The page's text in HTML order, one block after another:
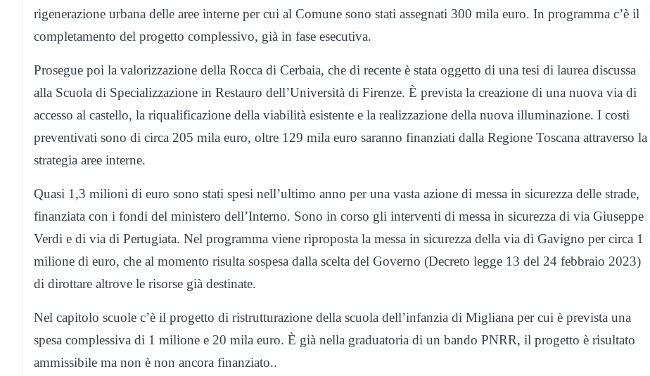
rigenerazione urbana delle aree interne per cui al Comune sono stati assegnati 300 mila euro. In programma c’è il
completamento del progetto complessivo, già in fase esecutiva.
Prosegue poi la valorizzazione della Rocca di Cerbaia, che di recente è stata oggetto di una tesi di laurea discussa
alla Scuola di Specializzazione in Restauro dell’Università di Firenze. È prevista la creazione di una nuova via di
accesso al castello, la riqualificazione della viabilità esistente e la realizzazione della nuova illuminazione. I costi
preventivati sono di circa 205 mila euro, oltre 129 mila euro saranno finanziati dalla Regione Toscana attraverso la
strategia aree interne.
Quasi 1,3 milioni di euro sono stati spesi nell’ultimo anno per una vasta azione di messa in sicurezza delle strade,
finanziata con i fondi del ministero dell’Interno. Sono in corso gli interventi di messa in sicurezza di via Giuseppe
Verdi e di via di Pertugiata. Nel programma viene riproposta la messa in sicurezza della via di Gavigno per circa 1
milione di euro, che al momento risulta sospesa dalla scelta del Governo (Decreto legge 13 del 24 febbraio 2023)
di dirottare altrove le risorse già destinate.
Nel capitolo scuole c’è il progetto di ristrutturazione della scuola dell’infanzia di Migliana per cui è prevista una
spesa complessiva di 1 milione e 20 mila euro. È già nella graduatoria di un bando PNRR, il progetto è risultato
ammissibile ma non è non ancora finanziato..